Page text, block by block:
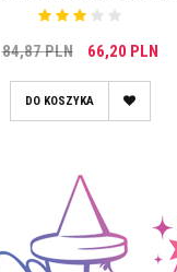
84,87 PLN 66,20 PLN
DO KOSZYKA